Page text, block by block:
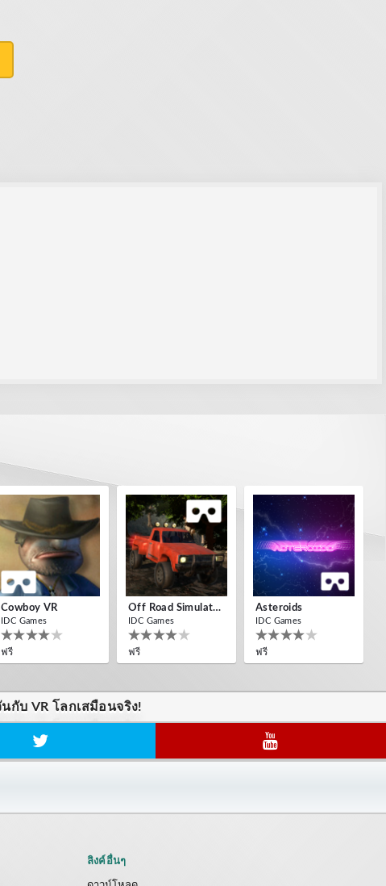
Cowboy VR
IDC Games
ฟรี
Off Road Simulator VR
IDC Games
ฟรี
Asteroids
IDC Games
ฟรี
กับ VR โลกเสมือนจริง!
ลิงค์อื่นๆ